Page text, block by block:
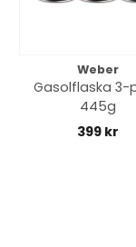
Weber
Gasolflaska 3-
445g
399 kr